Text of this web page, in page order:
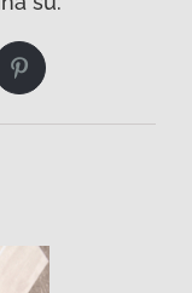
Pinterest